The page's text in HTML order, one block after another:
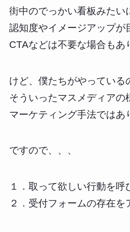
街中のでっかい看板みたい
認知度やイメージアップが
CTAなどは不要な場合もあ
けど、僕たちがやっている
そういったマスメディアの
マーケティング手法ではあ
ですので、、、
１．取って欲しい行動を呼
２．受付フォームの存在を